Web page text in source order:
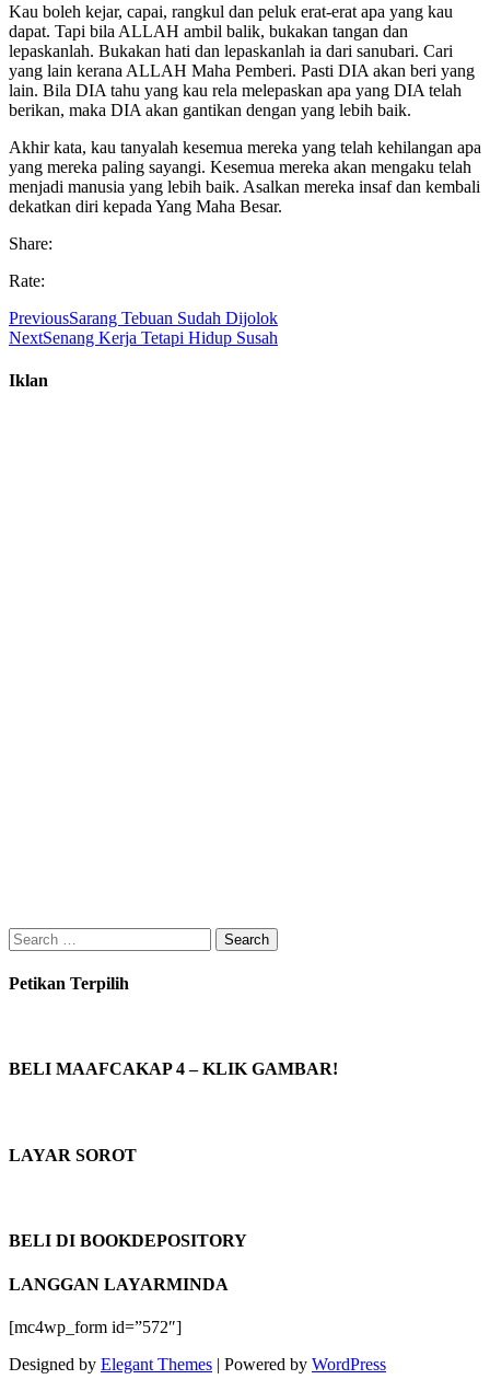
Kau boleh kejar, capai, rangkul dan peluk erat-erat apa yang kau
dapat. Tapi bila ALLAH ambil balik, bukakan tangan dan
lepaskanlah. Bukakan hati dan lepaskanlah ia dari sanubari. Cari
yang lain kerana ALLAH Maha Pemberi. Pasti DIA akan beri yang
lain. Bila DIA tahu yang kau rela melepaskan apa yang DIA telah
berikan, maka DIA akan gantikan dengan yang lebih baik.
Akhir kata, kau tanyalah kesemua mereka yang telah kehilangan apa
yang mereka paling sayangi. Kesemua mereka akan mengaku telah
menjadi manusia yang lebih baik. Asalkan mereka insaf dan kembali
dekatkan diri kepada Yang Maha Besar.
Share:
Rate:
PreviousSarang Tebuan Sudah Dijolok
NextSenang Kerja Tetapi Hidup Susah
Iklan
Search
for:
Petikan Terpilih
BELI MAAFCAKAP 4 – KLIK GAMBAR!
LAYAR SOROT
BELI DI BOOKDEPOSITORY
LANGGAN LAYARMINDA
[mc4wp_form id=”572″]
Designed by Elegant Themes | Powered by WordPress